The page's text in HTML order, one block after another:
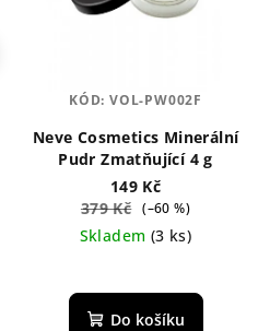
Neve Cosmetics Minerální
Pudr Zmatňující 4 g
149 Kč
379 Kč (–60 %)
Skladem (3 ks)
hodnocení
produktu
Do košíku
KÓD: VOL-PW002F